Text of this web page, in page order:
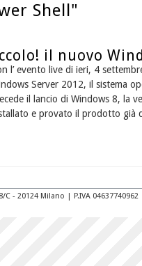
Shell"
il nuovo
l’ evento live di ieri, 4
Server 2012, il sistema
il lancio di Windows 8, la
e provato il prodotto già
C - 20124 Milano | P.IVA